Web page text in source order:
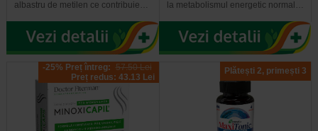
albastru de metilen ce contribuie…
la metabolismul energetic normal…
-25% Preț întreg: 57.50 Lei
Preț redus: 43.13 Lei
Plătești 2, primești 3